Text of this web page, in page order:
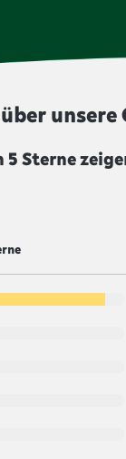
5 Sterne